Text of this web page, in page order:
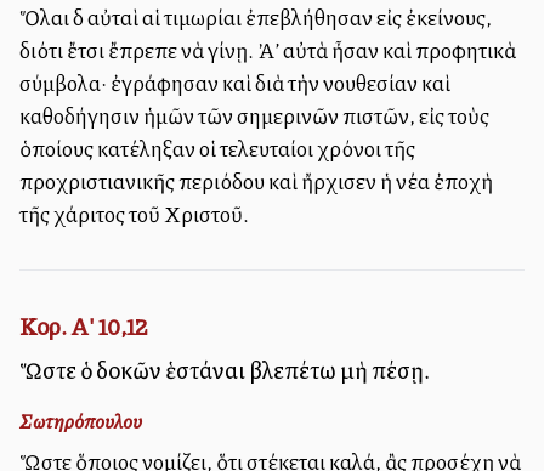
Ὅλαι δὲ αὐταὶ αἱ τιμωρίαι ἐπεβλήθησαν εἰς ἐκείνους,
διότι ἔτσι ἔπρεπε νὰ γίνῃ. Ἀλλ’ αὐτὰ ἦσαν καὶ προφητικὰ
σύμβολα· ἐγράφησαν καὶ διὰ τὴν νουθεσίαν καὶ
καθοδήγησιν ἡμῶν τῶν σημερινῶν πιστῶν, εἰς τοὺς
ὁποίους κατέληξαν οἱ τελευταίοι χρόνοι τῆς
προχριστιανικῆς περιόδου καὶ ἤρχισεν ἡ νέα ἐποχὴ
τῆς χάριτος τοῦ Χριστοῦ.
Κορ. Α' 10,12
Ὥστε ὁ δοκῶν ἑστάναι βλεπέτω μὴ πέσῃ.
Σωτηρόπουλου
Ὥστε ὅποιος νομίζει, ὅτι στέκεται καλά, ἂς προσέχῃ νὰ